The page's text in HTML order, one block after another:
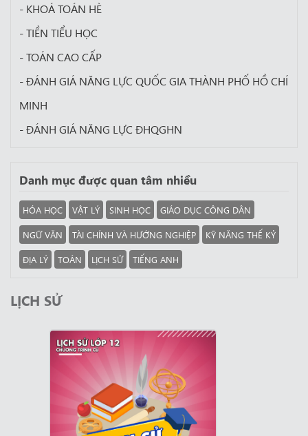
- KHOÁ TOÁN HÈ
- TIỀN TIỂU HỌC
- TOÁN CAO CẤP
- ĐÁNH GIÁ NĂNG LỰC QUỐC GIA THÀNH PHỐ HỒ CHÍ
MINH
- ĐÁNH GIÁ NĂNG LỰC ĐHQGHN
Danh mục được quan tâm nhiều
HÓA HỌC VẬT LÝ SINH HỌC
GIÁO DỤC CÔNG DÂN
NGỮ VĂN
TÀI CHÍNH VÀ HƯỚNG NGHIỆP
KỸ NĂNG THẾ KỶ
ĐỊA LÝ
TOÁN LỊCH SỬ TIẾNG ANH
LỊCH SỬ